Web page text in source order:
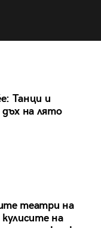
Танци и
дъх на лято
театри на
на